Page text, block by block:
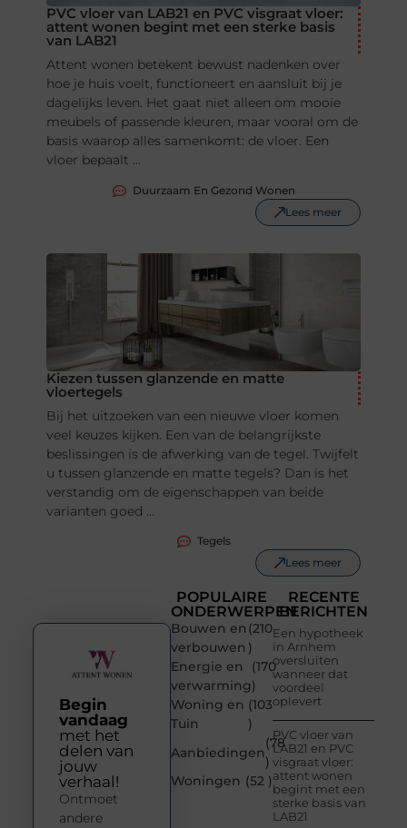
PVC vloer van LAB21 en PVC visgraat vloer:
attent wonen begint met een sterke basis
van LAB21
Attent wonen betekent bewust nadenken over
hoe je huis voelt, functioneert en aansluit bij je
dagelijks leven. Het gaat niet alleen om mooie
meubels of passende kleuren, maar vooral om de
basis waarop alles samenkomt: de vloer. Een
vloer bepaalt ...
Duurzaam En Gezond Wonen
Lees meer
Kiezen tussen glanzende en matte
vloertegels
Bij het uitzoeken van een nieuwe vloer komen
veel keuzes kijken. Een van de belangrijkste
beslissingen is de afwerking van de tegel. Twijfelt
u tussen glanzende en matte tegels? Dan is het
verstandig om de eigenschappen van beide
varianten goed ...
Tegels
Lees meer
POPULAIRE
ONDERWERPEN
Bouwen en
verbouwen
(210
)
Energie en
verwarming
(170
)
Woning en
Tuin
(103
)
Aanbiedingen
(78
)
Woningen (52 )
RECENTE
BERICHTEN
Een hypotheek
in Arnhem
oversluiten
wanneer dat
voordeel
oplevert
PVC vloer van
LAB21 en PVC
visgraat vloer:
attent wonen
begint met een
sterke basis van
LAB21
Begin
vandaag
met het
delen van
jouw
verhaal!
Ontmoet
andere